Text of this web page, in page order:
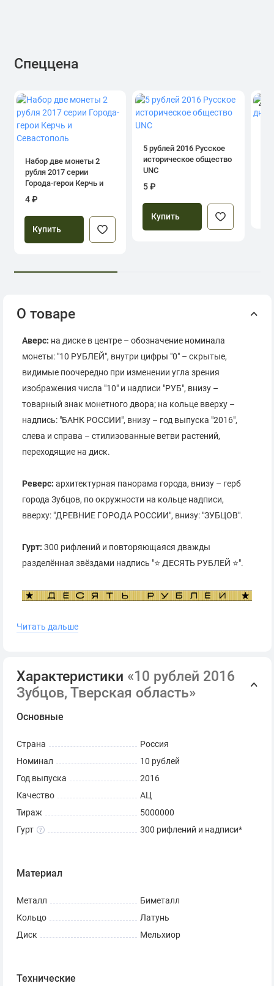
Спеццена
Набор две монеты 2
рубля 2017 серии
Города-герои Керчь и
4 ₽
Купить
5 рублей 2016 Русское
историческое общество
UNC
5 ₽
Купить
4.0
О товаре
Аверс: на диске в центре – обозначение номинала
монеты: "10 РУБЛЕЙ", внутри цифры "0" – скрытые,
видимые поочередно при изменении угла зрения
изображения числа "10" и надписи "РУБ", внизу –
товарный знак монетного двора; на кольце вверху –
надпись: "БАНК РОССИИ", внизу – год выпуска "2016",
слева и справа – стилизованные ветви растений,
переходящие на диск.
Реверс: архитектурная панорама города, внизу – герб
города Зубцов, по окружности на кольце надписи,
вверху: "ДРЕВНИЕ ГОРОДА РОССИИ", внизу: "ЗУБЦОВ".
Гурт: 300 рифлений и повторяющаяся дважды
разделённая звёздами надпись "⭐ ДЕСЯТЬ РУБЛЕЙ ⭐".
Монета из оборота. Состояние может отличаться от
представленной на фото и колебаться от VG
(Удовлетворительное) до VF (Очень хорошее).
Читать дальше
Характеристики «10 рублей 2016
Зубцов, Тверская область»
Основные
Страна
Россия
Номинал
10 рублей
Год выпуска
2016
Качество
АЦ
Тираж
5000000
Гурт
300 рифлений и надписи*
Материал
Металл
Биметалл
Кольцо
Латунь
Диск
Мельхиор
Технические